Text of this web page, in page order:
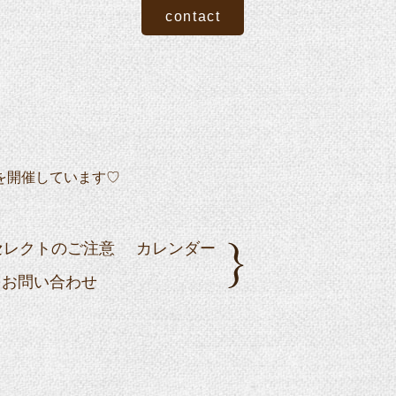
開催しています♡
contact
クトのご注意
カレンダー
お問い合わせ